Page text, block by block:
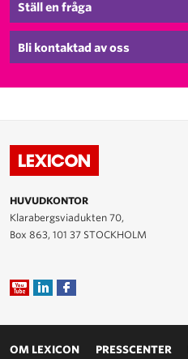
Ställ en fråga
Bli kontaktad av oss
HUVUDKONTOR
Klarabergsviadukten 70,
Box 863, 101 37 STOCKHOLM
OM LEXICON PRESSCENTER